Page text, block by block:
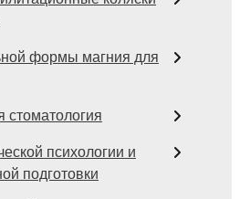
формы магния для
стоматология
психологии и
подготовки